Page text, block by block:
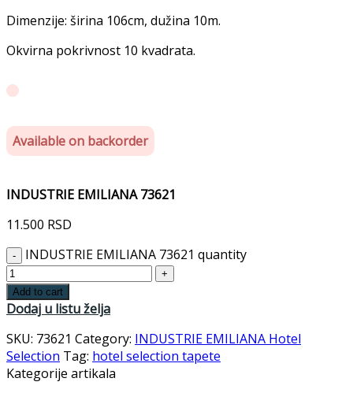
Dimenzije: širina 106cm, dužina 10m.
Okvirna pokrivnost 10 kvadrata.
Available on backorder
INDUSTRIE EMILIANA 73621
11.500 RSD
INDUSTRIE EMILIANA 73621 quantity
Add to cart
Dodaj u listu želja
SKU: 73621 Category: INDUSTRIE EMILIANA Hotel
Selection Tag: hotel selection tapete
Kategorije artikala